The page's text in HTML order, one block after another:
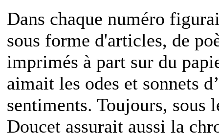
Dans chaque numéro
sous forme d'articles, de
imprimés à part sur du
aimait les odes et sonnets
sentiments. Toujours,
Doucet assurait aussi la